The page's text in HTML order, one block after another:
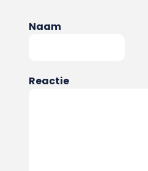
Naam
Reactie